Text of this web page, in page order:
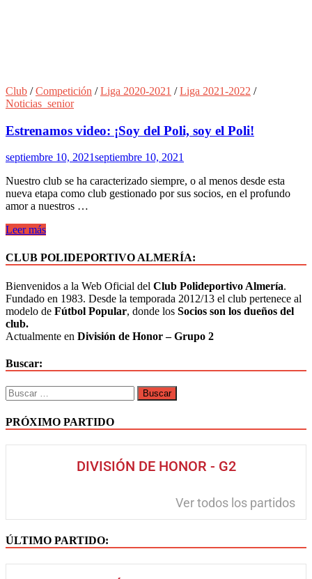
Club /Competición /Liga 2020-2021 /Liga 2021-2022 /
Noticias_senior
Estrenamos video: ¡Soy del Poli, soy el Poli!
septiembre 10, 2021septiembre 10, 2021
Nuestro club se ha caracterizado siempre, o al menos desde esta
nueva etapa como club gestionado por sus socios, en el profundo
amor a nuestros …
Estrenamos
¡Soy
del
soy
el
Poli!
Leer más
CLUB POLIDEPORTIVO ALMERÍA:
Bienvenidos a la Web Oficial del Club Polideportivo Almería.
Fundado en 1983. Desde la temporada 2012/13 el club pertenece al
modelo de Fútbol Popular, donde los Socios son los dueños del
club.
Actualmente en División de Honor – Grupo 2
Buscar:
Buscar:
PRÓXIMO PARTIDO
DIVISIÓN DE HONOR - G2
Ver todos los partidos
ÚLTIMO PARTIDO: